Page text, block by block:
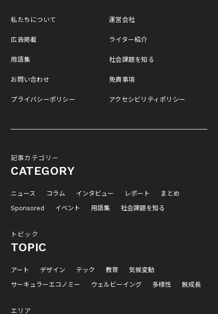
私たちについて
広告掲載
用語集
お問い合わせ
プライバシーポリシー
運営会社
ライター紹介
社会課題を知る
免責事項
アクセシビリティポリシー
記事カテゴリー
CATEGORY
ニュース コラム インタビュー レポート
まとめ
Sponsored
イベント 用語集 社会課題を知る
トピック
TOPIC
アート デザイン テック 教育
気候変動
サーキュラーエコノミー
ウェルビーイング 多様性 脱成長
エリア